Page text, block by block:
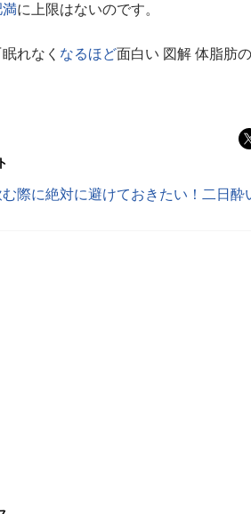
満に上限はないのです。
れなく なるほど面白い 図解 体脂肪